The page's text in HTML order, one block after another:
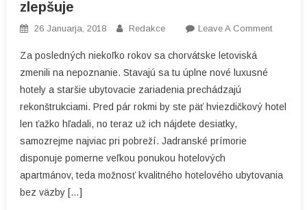
zlepšuje
26 Januarja, 2018 Redakce Leave A CommentOn
Neustále
Za posledných niekoľko rokov sa chorvátske letoviská
zmenili na nepoznanie. Stavajú sa tu úplne nové luxusné
hotely a staršie ubytovacie zariadenia prechádzajú
rekonštrukciami. Pred pár rokmi by ste päť hviezdičkový hotel
len ťažko hľadali, no teraz už ich nájdete desiatky,
samozrejme najviac pri pobreží. Jadranské prímorie
disponuje pomerne veľkou ponukou hotelových
apartmánov, teda možnosť kvalitného hotelového ubytovania
bez väzby […]